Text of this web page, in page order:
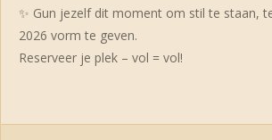
✨ Gun jezelf dit moment om stil te staan,
2026 vorm te geven.
Reserveer je plek – vol = vol!